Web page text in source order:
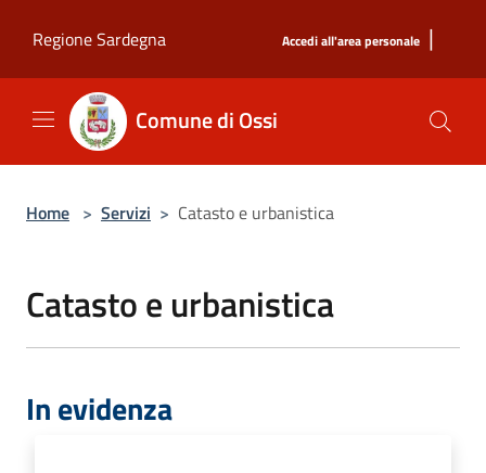
Regione Sardegna
Accedi all'area personale |
Comune di Ossi
Home > Servizi > Catasto e urbanistica
Catasto e urbanistica
In evidenza